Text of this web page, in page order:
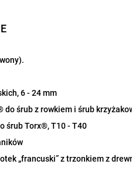
6 - 24 mm
do śrub z rowkiem i śrub
śrub Torx®, T10 - T40
„francuski” z trzonkiem z